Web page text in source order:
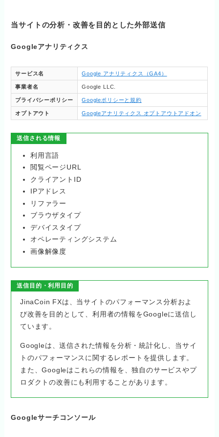
当サイトの分析・改善を目的とした外部送信
Googleアナリティクス
サービス名 Google アナリティクス（GA4）
事業者名 Google LLC.
プライバシーポリシー Googleポリシーと規約
オプトアウト Googleアナリティクス オプトアウトアドオン
送信される情報
利用言語
閲覧ページURL
クライアントID
IPアドレス
リファラー
ブラウザタイプ
デバイスタイプ
オペレーティングシステム
画像解像度
送信目的・利用目的
JinaCoin FXは、当サイトのパフォーマンス分析およ
び改善を目的として、利用者の情報をGoogleに送信し
ています。
Googleは、送信された情報を分析・統計化し、当サイ
トのパフォーマンスに関するレポートを提供します。
また、Googleはこれらの情報を、独自のサービスやプ
ロダクトの改善にも利用することがあります。
Googleサーチコンソール